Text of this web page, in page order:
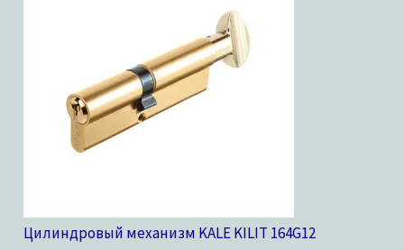
Цилиндровый механизм KALE KILIT 164G12